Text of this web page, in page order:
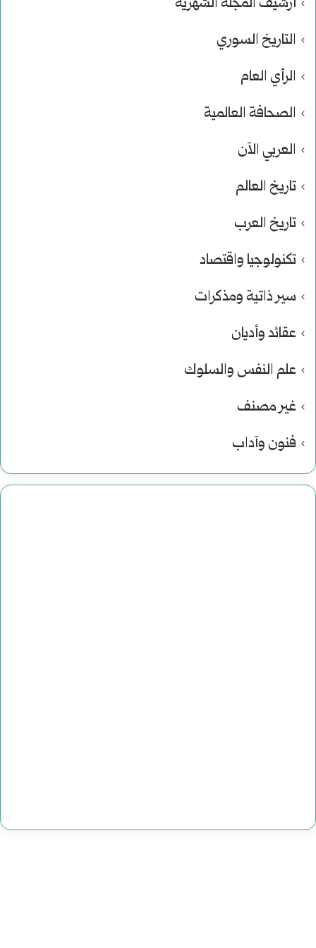
أرشيف المجلة الشهرية
التاريخ السوري
الرأي العام
الصحافة العالمية
العربي الآن
تاريخ العالم
تاريخ العرب
تكنولوجيا واقتصاد
سير ذاتية ومذكرات
عقائد وأديان
علم النفس والسلوك
غير مصنف
فنون وآداب